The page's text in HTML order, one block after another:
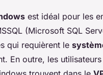
est idéal pour les
(Microsoft SQL
qui requièrent le
En outre, les